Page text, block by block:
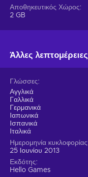
Αποθηκευτικός Χώρος
2 GB
Άλλες λεπτομέρειες
Γλώσσες
Αγγλικά
Γαλλικά
Γερμανικά
Ιαπωνικά
Ισπανικά
Ιταλικά
Ημερομηνία κυκλοφορίας
25 Ιουνίου 2013
Εκδότης
Hello Games